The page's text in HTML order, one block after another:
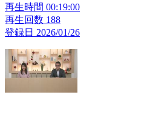
再生時間 00:19:00
再生回数 188
登録日 2026/01/26